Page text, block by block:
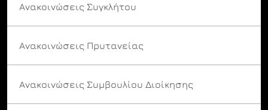
Ανακοινώσεις Συγκλήτου
Ανακοινώσεις Πρυτανείας
Ανακοινώσεις Συμβουλίου Διοίκησης